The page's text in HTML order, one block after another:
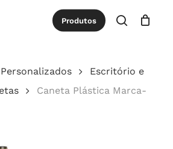
Produtos
procurar
Close
Escritório e
Caneta Plástica Marca-